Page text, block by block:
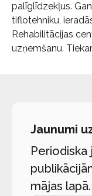
palīglīdzekļus.
tiflotehniku,
Rehabilitācijas
uzņemšanu.
Jaunumi
Periodiska
mājas lapā.